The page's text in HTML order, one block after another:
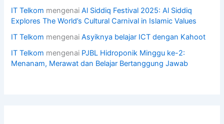
IT Telkom mengenaiAl Siddiq Festival 2025: Al Siddiq
Explores The World’s Cultural Carnival in Islamic Values
IT Telkom mengenaiAsyiknya belajar ICT dengan Kahoot
IT Telkom mengenai PJBL Hidroponik Minggu ke-2:
Menanam, Merawat dan Belajar Bertanggung Jawab